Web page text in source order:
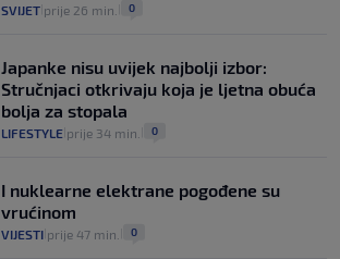
SVIJET prije 26 min. 0
Japanke nisu uvijek najbolji izbor:
Stručnjaci otkrivaju koja je ljetna obuća
bolja za stopala
LIFESTYLE prije 34 min. 0
I nuklearne elektrane pogođene su
vrućinom
VIJESTI prije 47 min. 0